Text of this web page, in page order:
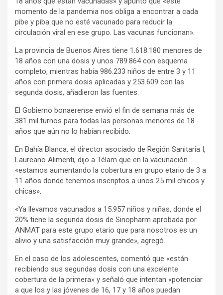
momento de la pandemia nos obliga a encontrar a cada
pibe y piba que no esté vacunado para reducir la
circulación viral en ese grupo. Las vacunas funcionan».
La provincia de Buenos Aires tiene 1.618.180 menores de
18 años con una dosis y unos 789.864 con esquema
completo, mientras había 986.233 niños de entre 3 y 11
años con primera dosis aplicadas y 253.609 con las
segunda dosis, añadieron las fuentes.
El Gobierno bonaerense envió el fin de semana más de
381 mil turnos para todas las personas menores de 18
años que aún no lo habían recibido.
En Bahía Blanca, el director asociado de Región Sanitaria I,
Laureano Alimenti, dijo a Télam que en la vacunación
«estamos aumentando la cobertura en grupo etario de 3 a
11 años donde tenemos inscriptos a unos 25 mil chicos y
chicas».
«Ya llevamos vacunados a 15.957 niños y niñas, donde el
20% tiene la segunda dosis de Sinopharm aprobada por
ANMAT para este grupo etario que para nosotros es un
alivio y una satisfacción muy grande», agregó.
En el caso de los adolescentes, comentó que «están
recibiendo sus segundas dosis con una excelente
cobertura de la primera» y señaló que intentan «potenciar
a que los y las jóvenes de 16, 17 y 18 años puedan